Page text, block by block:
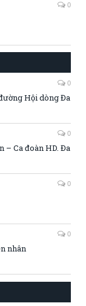
0
0
Hội dòng Đa
0
– Ca đoàn HD. Đa
0
0
nhân